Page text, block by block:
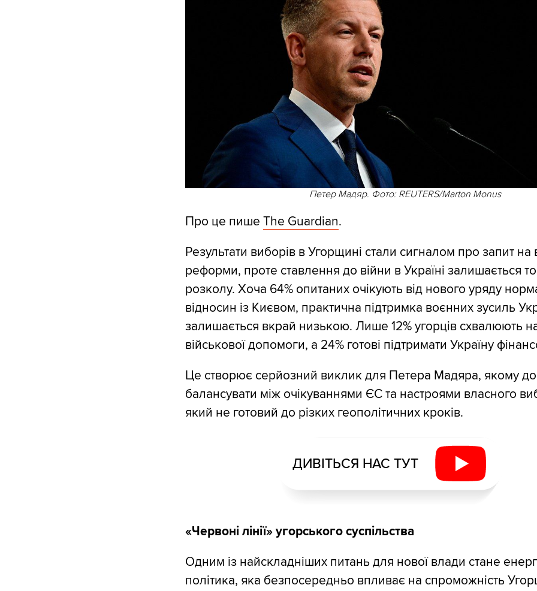
Петер Мадяр. Фото: REUTERS/Marton Monus
Про це пише The Guardian.
Результати виборів в Угорщині стали сигналом про запит на
реформи, проте ставлення до війни в Україні залишається
розколу. Хоча 64% опитаних очікують від нового уряду
відносин із Києвом, практична підтримка воєнних зусиль
залишається вкрай низькою. Лише 12% угорців схвалюють
військової допомоги, а 24% готові підтримати Україну
Це створює серйозний виклик для Петера Мадяра, якому
балансувати між очікуваннями ЄС та настроями власного
який не готовий до різких геополітичних кроків.
ДИВІТЬСЯ НАС ТУТ
«Червоні лінії» угорського суспільства
Одним із найскладніших питань для нової влади стане
політика, яка безпосередньо впливає на спроможність